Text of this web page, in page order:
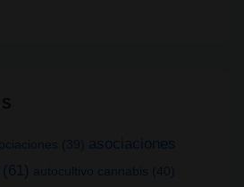
(39)
asociaciones
(61) autocultivo cannabis (40)